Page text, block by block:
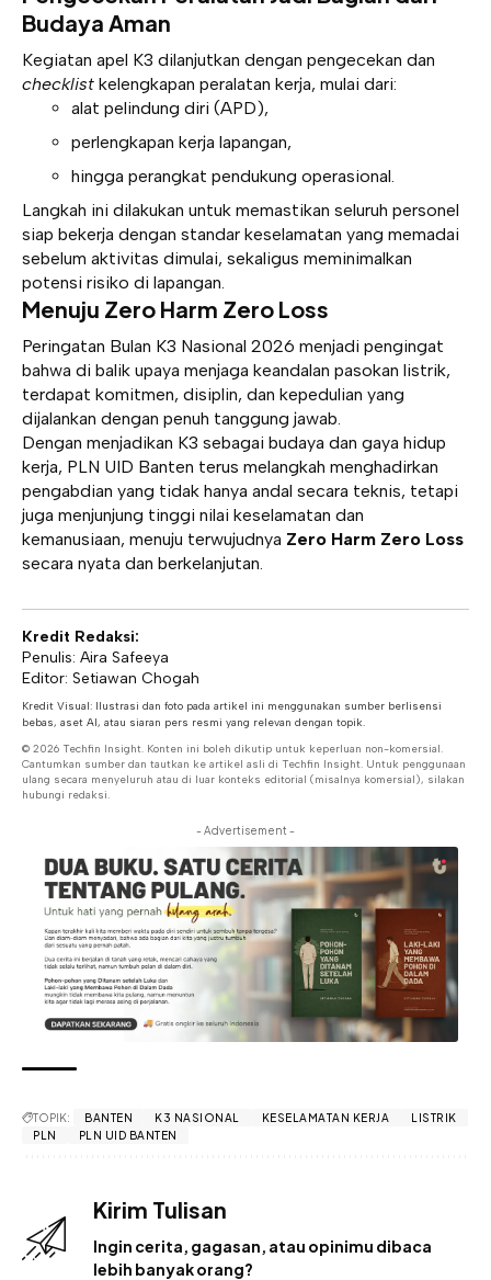
Budaya Aman
Kegiatan apel K3 dilanjutkan dengan pengecekan dan
checklist kelengkapan peralatan kerja, mulai dari:
alat pelindung diri (APD),
perlengkapan kerja lapangan,
hingga perangkat pendukung operasional.
Langkah ini dilakukan untuk memastikan seluruh personel
siap bekerja dengan standar keselamatan yang memadai
sebelum aktivitas dimulai, sekaligus meminimalkan
potensi risiko di lapangan.
Menuju Zero Harm Zero Loss
Peringatan Bulan K3 Nasional 2026 menjadi pengingat
bahwa di balik upaya menjaga keandalan pasokan listrik,
terdapat komitmen, disiplin, dan kepedulian yang
dijalankan dengan penuh tanggung jawab.
Dengan menjadikan K3 sebagai budaya dan gaya hidup
kerja, PLN UID Banten terus melangkah menghadirkan
pengabdian yang tidak hanya andal secara teknis, tetapi
juga menjunjung tinggi nilai keselamatan dan
kemanusiaan, menuju terwujudnya Zero Harm Zero Loss
secara nyata dan berkelanjutan.
Kredit Redaksi:
Penulis: Aira Safeeya
Editor: Setiawan Chogah
Kredit Visual: Ilustrasi dan foto pada artikel ini menggunakan sumber berlisensi
bebas, aset AI, atau siaran pers resmi yang relevan dengan topik.
© 2026 Techfin Insight. Konten ini boleh dikutip untuk keperluan non-komersial.
Cantumkan sumber dan tautkan ke artikel asli di Techfin Insight. Untuk penggunaan
ulang secara menyeluruh atau di luar konteks editorial (misalnya komersial), silakan
hubungi redaksi.
- Advertisement -
TOPIK: BANTEN K3 NASIONAL KESELAMATAN KERJA
LISTRIK
PLN
PLN UID BANTEN
Kirim Tulisan
Ingin cerita, gagasan, atau opinimu dibaca
lebih banyak orang?